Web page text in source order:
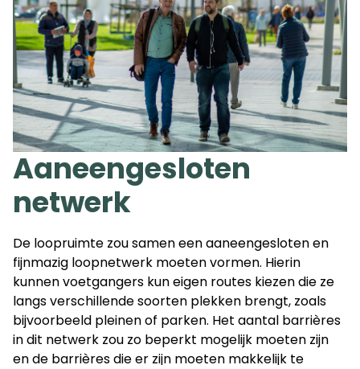
Aaneengesloten
netwerk
De loopruimte zou samen een aaneengesloten en
fijnmazig loopnetwerk moeten vormen. Hierin
kunnen voetgangers kun eigen routes kiezen die ze
langs verschillende soorten plekken brengt, zoals
bijvoorbeeld pleinen of parken. Het aantal barrières
in dit netwerk zou zo beperkt mogelijk moeten zijn
en de barrières die er zijn moeten makkelijk te